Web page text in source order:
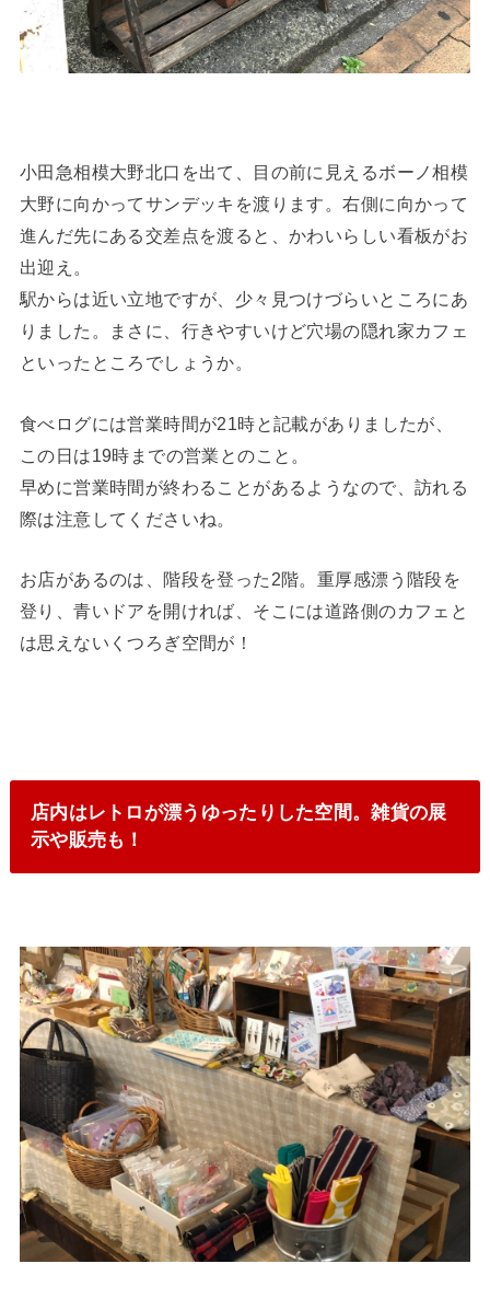
小田急相模大野北口を出て、目の前に見えるボーノ相模
大野に向かってサンデッキを渡ります。右側に向かって
進んだ先にある交差点を渡ると、かわいらしい看板がお
出迎え。
駅からは近い立地ですが、少々見つけづらいところにあ
りました。まさに、行きやすいけど穴場の隠れ家カフェ
といったところでしょうか。
食べログには営業時間が21時と記載がありましたが、
この日は19時までの営業とのこと。
早めに営業時間が終わることがあるようなので、訪れる
際は注意してくださいね。
お店があるのは、階段を登った2階。重厚感漂う階段を
登り、青いドアを開ければ、そこには道路側のカフェと
は思えないくつろぎ空間が！
店内はレトロが漂うゆったりした空間。雑貨の展
示や販売も！